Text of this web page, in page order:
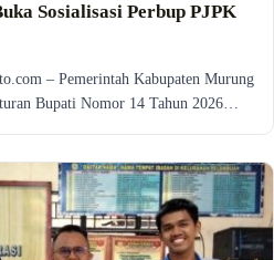
Sosialisasi Perbup PJPK
– Pemerintah Kabupaten Murung
Bupati Nomor 14 Tahun 2026…